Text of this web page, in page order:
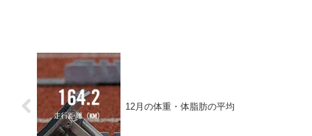
12月の体重・体脂肪の平均